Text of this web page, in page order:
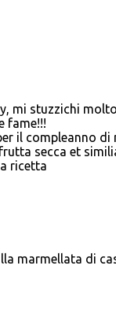
mi stuzzichi
fame!!!
il compleanno
secca et
ricetta
marmellata di